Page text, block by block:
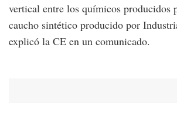
vertical entre los químicos producidos
caucho sintético producido por
explicó la CE en un comunicado.